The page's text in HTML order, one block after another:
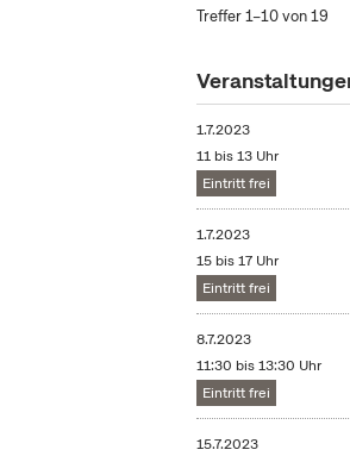
Treffer 1–10 von 19
1.7.2023
11 bis 13 Uhr
Eintritt frei
1.7.2023
15 bis 17 Uhr
Eintritt frei
8.7.2023
11:30 bis 13:30 Uhr
Eintritt frei
15.7.2023